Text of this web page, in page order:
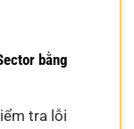
bằng
tra lỗi